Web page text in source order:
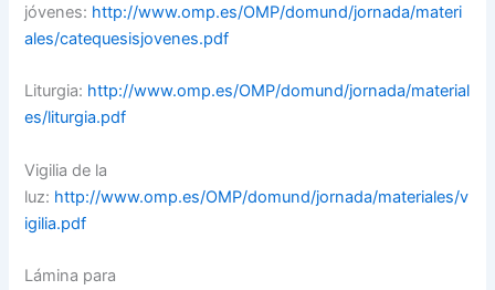
jóvenes: http://www.omp.es/OMP/domund/jornada/materi
ales/catequesisjovenes.pdf
Liturgia: http://www.omp.es/OMP/domund/jornada/material
es/liturgia.pdf
Vigilia de la
luz: http://www.omp.es/OMP/domund/jornada/materiales/v
igilia.pdf
Lámina para